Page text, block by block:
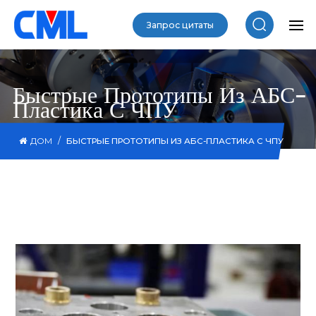
Запрос цитаты
Быстрые Прототипы Из АБС-
Пластика С ЧПУ
ДОМ / БЫСТРЫЕ ПРОТОТИПЫ ИЗ АБС-ПЛАСТИКА С ЧПУ